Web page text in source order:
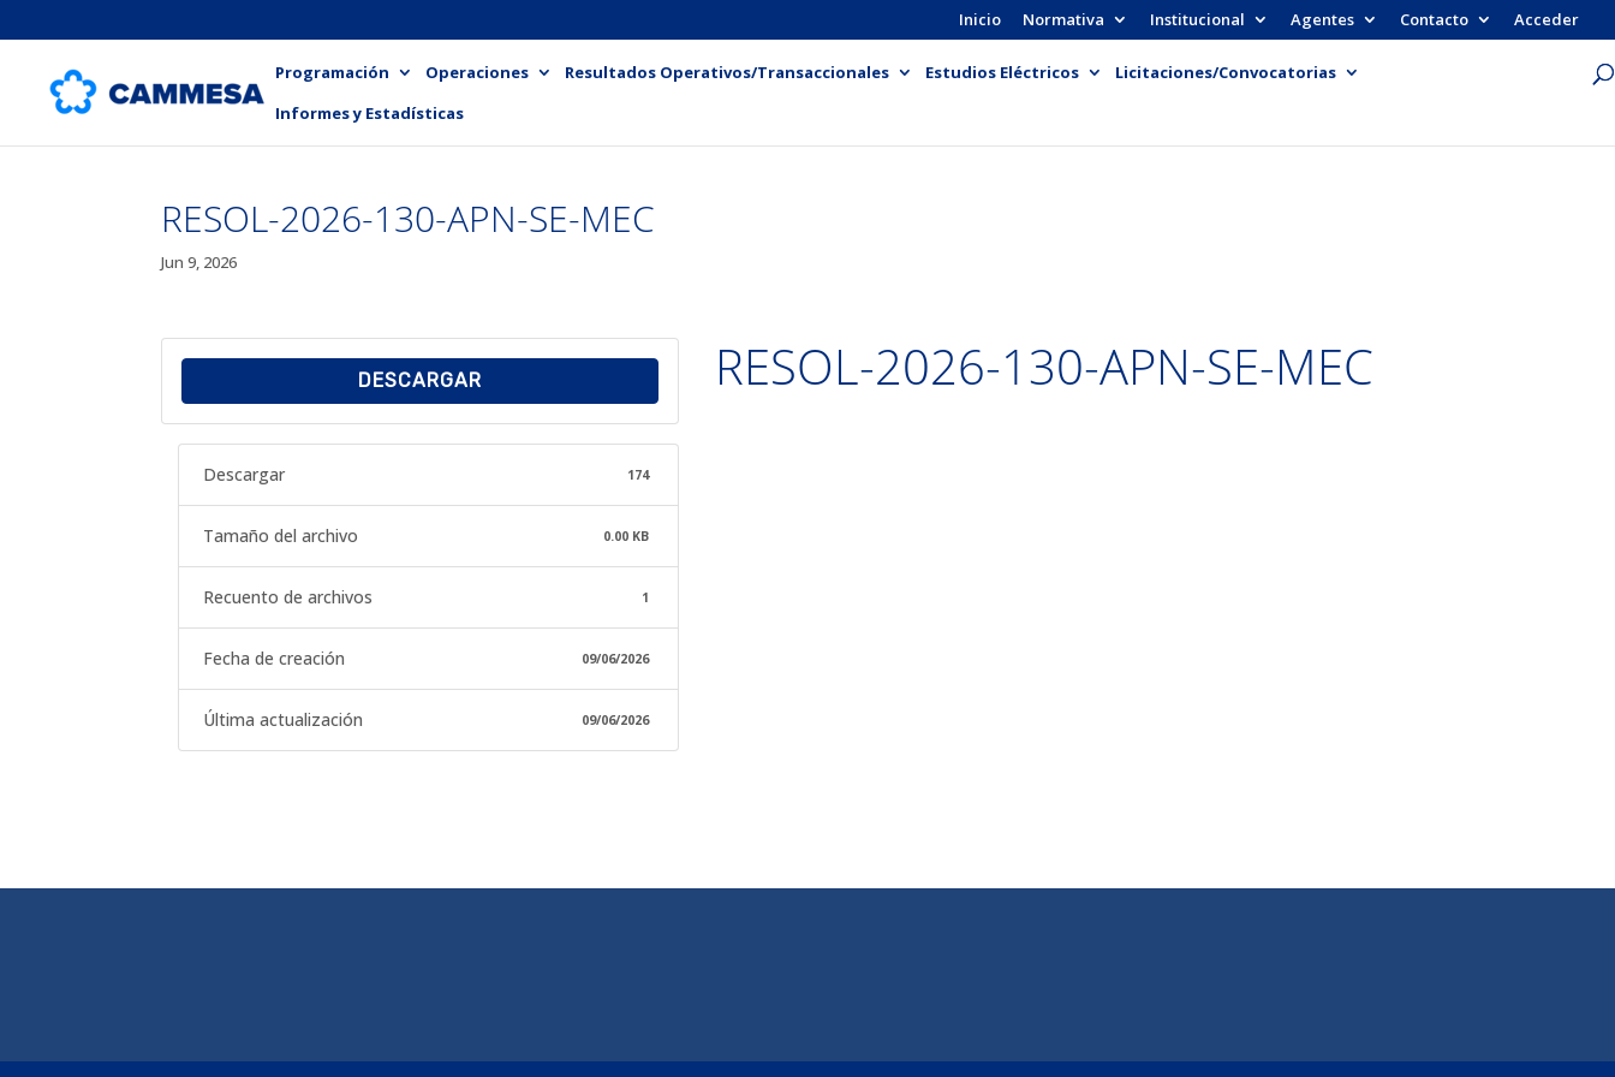
Inicio Normativa Institucional Agentes Contacto Acceder
Programación Operaciones Resultados Operativos/Transaccionales Estudios Eléctricos
Licitaciones/Convocatorias
Informes y Estadísticas
RESOL-2026-130-APN-SE-MEC
Jun 9, 2026
DESCARGAR
Descargar 174
Tamaño del archivo 0.00 KB
Recuento de archivos 1
Fecha de creación 09/06/2026
Última actualización 09/06/2026
RESOL-2026-130-APN-SE-MEC